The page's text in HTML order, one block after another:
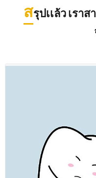
สรุปเเล้ว เรา